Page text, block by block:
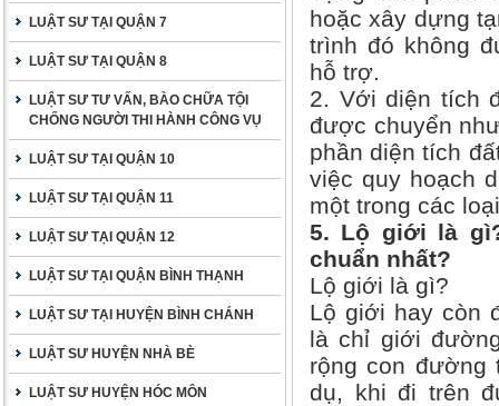
LUẬT SƯ TẠI QUẬN 7
LUẬT SƯ TẠI QUẬN 8
LUẬT SƯ TƯ VẤN, BÀO CHỮA TỘI
CHỐNG NGƯỜI THI HÀNH CÔNG VỤ
LUẬT SƯ TẠI QUẬN 10
LUẬT SƯ TẠI QUẬN 11
LUẬT SƯ TẠI QUẬN 12
LUẬT SƯ TẠI QUẬN BÌNH THẠNH
LUẬT SƯ TẠI HUYỆN BÌNH CHÁNH
LUẬT SƯ HUYỆN NHÀ BÈ
LUẬT SƯ HUYỆN HÓC MÔN
hoặc xây dựng
trình đó không
hỗ trợ.
2. Với diện tích
được chuyển
phần diện tích
việc quy hoạch
một trong các
5. Lộ giới là
chuẩn nhất?
Lộ giới là gì?
Lộ giới hay còn
là chỉ giới
rộng con đường
dụ, khi đi trên